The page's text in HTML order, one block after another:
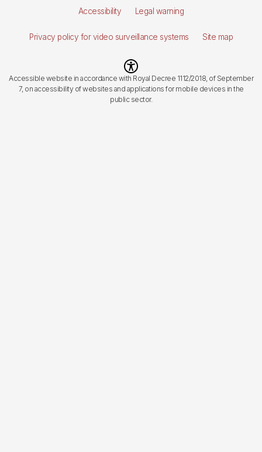
Accessibility Legal warning
Privacy policy for video surveillance systems Site map
Imagen
Accessible website in accordance with Royal Decree 1112/2018, of September
7, on accessibility of websites and applications for mobile devices in the
public sector.